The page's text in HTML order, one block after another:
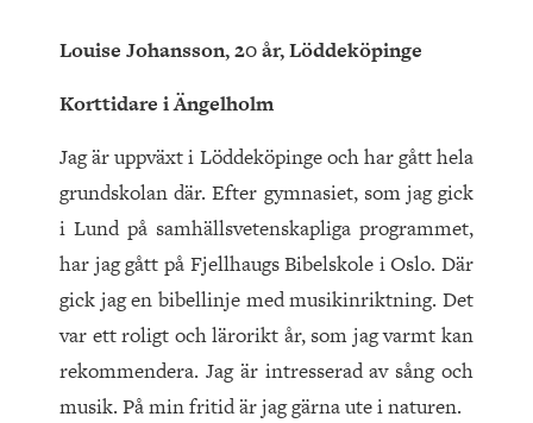
Louise Johansson, 20 år, Löddeköpinge
Korttidare i Ängelholm
Jag är uppväxt i Löddeköpinge och har gått hela
grundskolan där. Efter gymnasiet, som jag gick
i Lund på samhällsvetenskapliga programmet,
har jag gått på Fjellhaugs Bibelskole i Oslo. Där
gick jag en bibellinje med musikinriktning. Det
var ett roligt och lärorikt år, som jag varmt kan
rekommendera. Jag är intresserad av sång och
musik. På min fritid är jag gärna ute i naturen.